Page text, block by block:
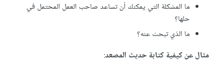
ما المشكلة التي يمكنك أن تساعد صاحب العمل المحتمل في
حلها؟
ما الذي تبحث عنه؟
مثال عن كيفية كتابة حديث المصعد: